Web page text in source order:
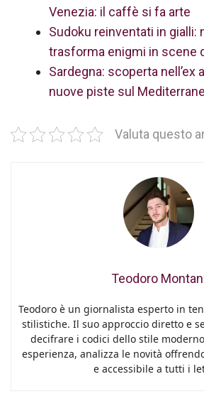
Venezia: il caffè si fa arte
Sudoku reinventati in gialli:
trasforma enigmi in scene
Sardegna: scoperta nell’ex
nuove piste sul
Valuta questo
Teodoro
Teodoro è un giornalista esperto in
stilistiche. Il suo approccio diretto e
decifrare i codici dello stile
esperienza, analizza le novità
e accessibile a tutti i